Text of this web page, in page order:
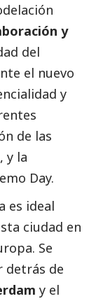
y
del
el nuevo
y
de las
y la
Day.
es ideal
ciudad en
Se
detrás de
y el